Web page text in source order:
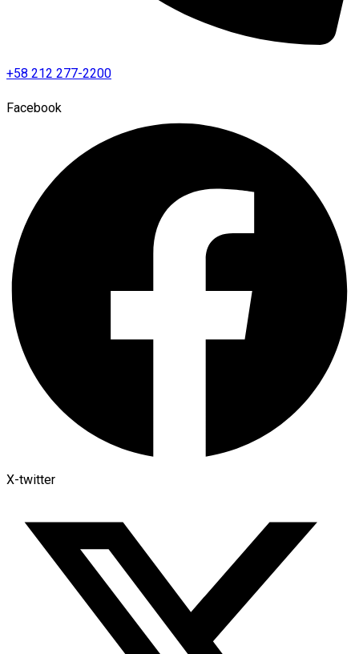
+58 212 277-2200
Facebook
X-twitter